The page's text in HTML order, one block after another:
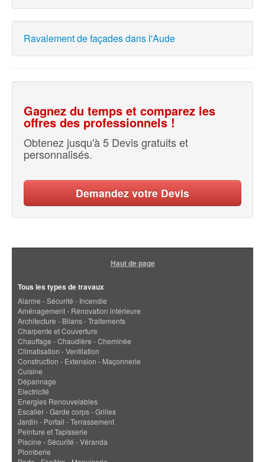
Ravalement de façades dans l'Aude
Gagnez du temps et comparez les
offres des professionnels !
Obtenez jusqu'à 5 Devis gratuits et
personnalisés.
Demandez votre Devis
Haut de page
Tous les types de travaux
Alarme - Sécurité - Incendie
Aménagement - Rénovation intérieure
Architecture - Bilans - Traitements
Charpente et Couverture
Chauffage - Chaudière - Cheminée
Climatisation - Ventilation
Construction - Extension - Maçonnerie
Cuisine
Dépannage
Electricité
Energies Renouvelables
Escalier - Garde corps - Grilles
Jardin - Portail - Terrassement
Peinture et Tapisserie
Piscine - Sécurité - Véranda
Plomberie